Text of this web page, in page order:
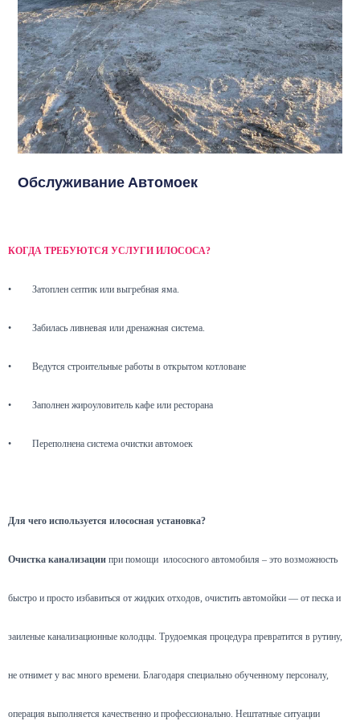
Обслуживание Автомоек
КОГДА ТРЕБУЮТСЯ УСЛУГИ ИЛОСОСА?
• Затоплен септик или выгребная яма.
• Забилась ливневая или дренажная система.
• Ведутся строительные работы в открытом котловане
• Заполнен жироуловитель кафе или ресторана
• Переполнена система очистки автомоек
Для чего используется илососная установка?
Очистка канализации при помощи илососного автомобиля – это возможность
быстро и просто избавиться от жидких отходов, очистить автомойки — от песка и
заиленые канализационные колодцы. Трудоемкая процедура превратится в рутину,
не отнимет у вас много времени. Благодаря специально обученному персоналу,
операция выполняется качественно и профессионально. Нештатные ситуации